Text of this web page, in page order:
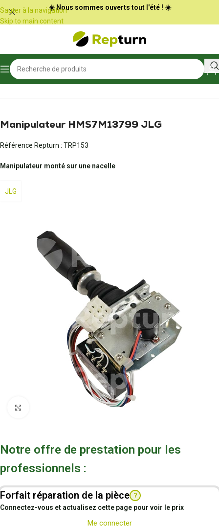
Panneau de gestion des cookies
Sauter à la navigation
Skip to main content
☀️ Nous sommes ouverts tout l'été ! ☀️
Accueil Radio-commande et joystick
Manipulateur HMS7M13799 JLG
Référence Repturn : TRP153
Manipulateur monté sur une nacelle
JLG
Notre offre de prestation pour les
professionnels :
Forfait réparation de la pièce ?
Connectez-vous et actualisez cette page pour voir le prix
Me connecter